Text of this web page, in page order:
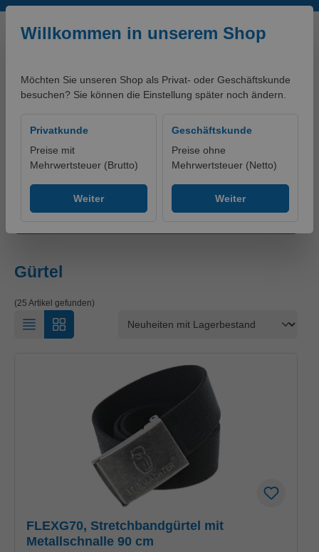
Zum Hauptinhalt springen
Willkommen in unserem Shop
Möchten Sie unseren Shop als Privat- oder Geschäftskunde
besuchen? Sie können die Einstellung später noch ändern.
Privatkunde
Preise mit
Mehrwertsteuer (Brutto)
Weiter
Geschäftskunde
Preise ohne
Mehrwertsteuer (Netto)
Weiter
Gürtel
(25 Artikel gefunden)
FLEXG70, Stretchbandgürtel mit
Metallschnalle 90 cm